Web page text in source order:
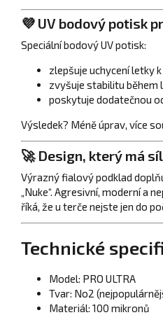
💜 UV bodový potisk
Speciální bodový UV potisk:
zlepšuje uchycení letky
zvyšuje stabilitu během
poskytuje dodatečnou
Výsledek? Méně úprav, více
🚀 Design, který má
Výrazný fialový podklad
„Nuke“. Agresivní, moderní a
říká, že u terče nejste jen do
Technické
Model: PRO ULTRA
Tvar: No2
Materiál: 100 mikronů